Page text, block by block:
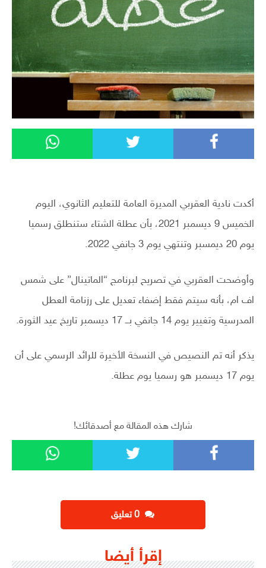
أكدت نادية العقربي المديرة العامة للتعليم الثانوي، اليوم
الخميس 9 ديسمبر 2021، بأن عطلة الشتاء ستنطلق رسميا
يوم 20 ديمسبر وتنتهي يوم 3 جانفي 2022.
وأوضحت العقربي في تصريح لبرنامج “الماتينال” على شمس
اف ام، بأنه سيتم فقط إضفاء تعديل على رزنامة العطل
المدرسية وتغيير يوم 14 جانفي بــ 17 ديسمبر تاريخ عيد الثورة.
يذكر أنه تم النصيص في النسخة الأخيرة للرائد الرسمي على أن
يوم 17 ديسمبر هو رسميا يوم عطلة.
شارك هذه المقالة مع أصدقائك!
إقرأ أيضا